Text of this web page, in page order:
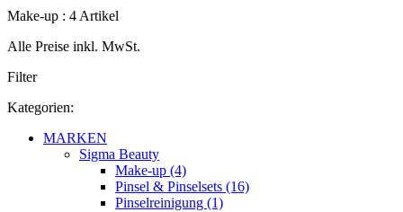
Make-up : 4 Artikel
Alle Preise inkl. MwSt.
Filter
Kategorien:
MARKEN
Sigma Beauty
Make-up (4)
Pinsel & Pinselsets (16)
Pinselreinigung (1)